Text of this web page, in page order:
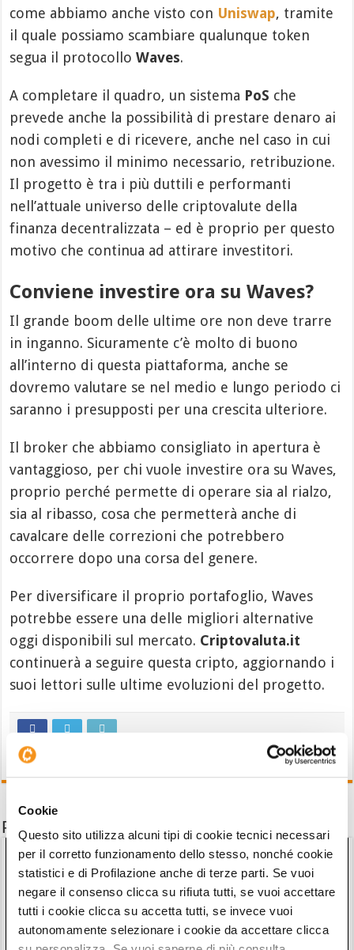
Cookie
Questo sito utilizza alcuni tipi di cookie tecnici necessari
per il corretto funzionamento dello stesso, nonché cookie
statistici e di Profilazione anche di terze parti. Se vuoi
negare il consenso clicca su rifiuta tutti, se vuoi accettare
tutti i cookie clicca su accetta tutti, se invece vuoi
autonomamente selezionare i cookie da accettare clicca
come abbiamo anche visto con Uniswap, tramite
il quale possiamo scambiare qualunque token
segua il protocolloWaves.
A completare il quadro, un sistema PoS che
prevede anche la possibilità di prestare denaro ai
nodi completi e di ricevere, anche nel caso in cui
non avessimo il minimo necessario, retribuzione.
Il progetto è tra i più duttili e performanti
nell’attuale universo delle criptovalute della
finanza decentralizzata – ed è proprio per questo
motivo che continua ad attirare investitori.
Conviene investire ora su Waves?
Il grande boom delle ultime ore non deve trarre
in inganno. Sicuramente c’è molto di buono
all’interno di questa piattaforma, anche se
dovremo valutare se nel medio e lungo periodo ci
saranno i presupposti per una crescita ulteriore.
Il broker che abbiamo consigliato in apertura è
vantaggioso, per chi vuole investire ora su Waves,
proprio perché permette di operare sia al rialzo,
sia al ribasso, cosa che permetterà anche di
cavalcare delle correzioni che potrebbero
occorrere dopo una corsa del genere.
Per diversificare il proprio portafoglio, Waves
potrebbe essere una delle migliori alternative
oggi disponibili sul mercato. Criptovaluta.it
continuerà a seguire questa cripto, aggiornando i
suoi lettori sulle ultime evoluzioni del progetto.
Potrebbe interessarti anche